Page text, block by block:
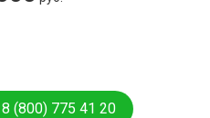
(800) 775 41 20